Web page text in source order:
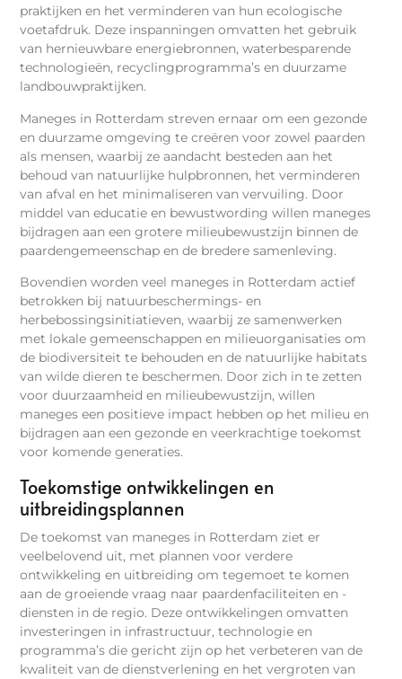
praktijken en het verminderen van hun ecologische
voetafdruk. Deze inspanningen omvatten het gebruik
van hernieuwbare energiebronnen, waterbesparende
technologieën, recyclingprogramma’s en duurzame
landbouwpraktijken.
Maneges in Rotterdam streven ernaar om een gezonde
en duurzame omgeving te creëren voor zowel paarden
als mensen, waarbij ze aandacht besteden aan het
behoud van natuurlijke hulpbronnen, het verminderen
van afval en het minimaliseren van vervuiling. Door
middel van educatie en bewustwording willen maneges
bijdragen aan een grotere milieubewustzijn binnen de
paardengemeenschap en de bredere samenleving.
Bovendien worden veel maneges in Rotterdam actief
betrokken bij natuurbeschermings- en
herbebossingsinitiatieven, waarbij ze samenwerken
met lokale gemeenschappen en milieuorganisaties om
de biodiversiteit te behouden en de natuurlijke habitats
van wilde dieren te beschermen. Door zich in te zetten
voor duurzaamheid en milieubewustzijn, willen
maneges een positieve impact hebben op het milieu en
bijdragen aan een gezonde en veerkrachtige toekomst
voor komende generaties.
Toekomstige ontwikkelingen en
uitbreidingsplannen
De toekomst van maneges in Rotterdam ziet er
veelbelovend uit, met plannen voor verdere
ontwikkeling en uitbreiding om tegemoet te komen
aan de groeiende vraag naar paardenfaciliteiten en -
diensten in de regio. Deze ontwikkelingen omvatten
investeringen in infrastructuur, technologie en
programma’s die gericht zijn op het verbeteren van de
kwaliteit van de dienstverlening en het vergroten van